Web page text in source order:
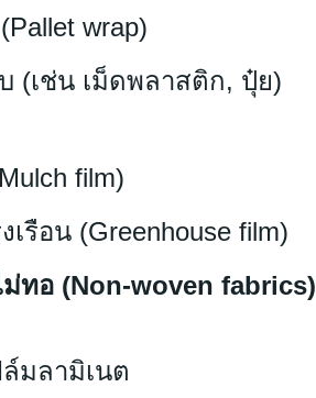
wrap)
น เม็ดพลาสติก, ปุ๋ย)
film)
น (Greenhouse film)
ทอ (Non-woven
ลามิเนต